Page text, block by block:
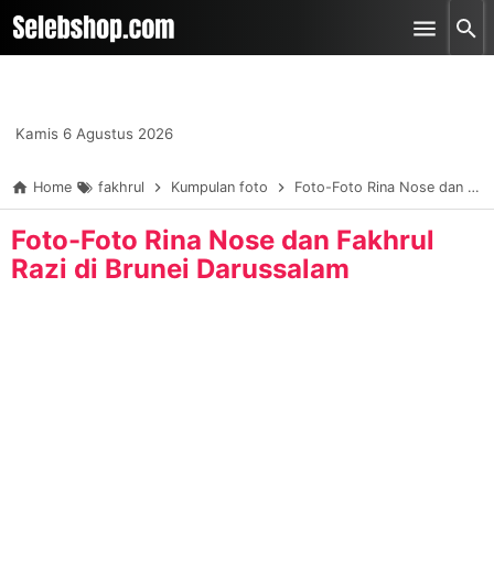
-->
Skip to main content
Kamis 6 Agustus 2026
Home fakhrul Kumpulan foto Foto-Foto Rina Nose dan Fakhrul Razi di Brunei Darussalam
Foto-Foto Rina Nose dan Fakhrul
Razi di Brunei Darussalam